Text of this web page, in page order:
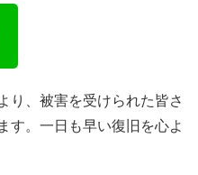
り、被害を受けられた皆さ
す。一日も早い復旧を心よ